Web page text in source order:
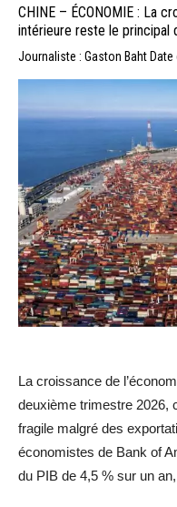
CHINE – ÉCONOMIE : La
intérieure reste le principal
Journaliste : Gaston Baht
La croissance de
deuxième trimestre 2026,
fragile malgré des
économistes de Bank of
du PIB de 4,5 % sur un